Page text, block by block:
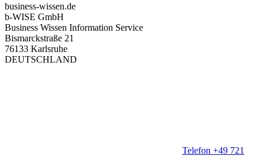
business-wissen.de
b-WISE GmbH
Business Wissen Information Service
Bismarckstraße 21
76133 Karlsruhe
DEUTSCHLAND
Telefon +49 721